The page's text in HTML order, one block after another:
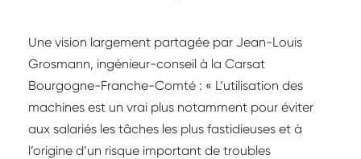
Une vision largement partagée par Jean-Louis
Grosmann, ingénieur-conseil à la Carsat
Bourgogne-Franche-Comté : « L’utilisation des
machines est un vrai plus notamment pour éviter
aux salariés les tâches les plus fastidieuses et à
l’origine d’un risque important de troubles